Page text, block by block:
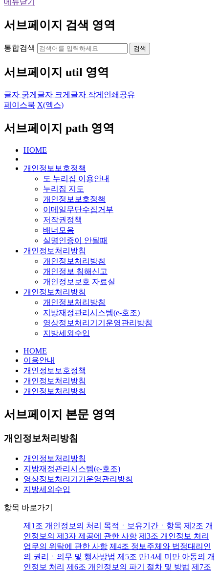
메뉴닫기
서브페이지 검색 영역
통합검색 검색
서브페이지 util 영역
글자 굵게 글자 크게 글자 작게 인쇄 공유
페이스북 X(엑스)
서브페이지 path 영역
HOME
개인정보보호정책
도 누리집 이용안내
누리집 지도
개인정보보호정책
이메일무단수집거부
저작권정책
배너모음
실명인증이 안될때
개인정보처리방침
개인정보처리방침
개인정보 침해신고
개인정보보호 자료실
개인정보처리방침
개인정보처리방침
지방재정관리시스템(e-호조)
영상정보처리기기운영관리방침
지방세외수입
HOME
이용안내
개인정보보호정책
개인정보처리방침
개인정보처리방침
서브페이지 본문 영역
개인정보처리방침
개인정보처리방침
지방재정관리시스템(e-호조)
영상정보처리기기운영관리방침
지방세외수입
항목 바로가기
제1조 개인정보의 처리 목적ㆍ보유기간ㆍ항목 제2조 개
인정보의 제3자 제공에 관한 사항 제3조 개인정보 처리
업무의 위탁에 관한 사항 제4조 정보주체와 법정대리인
의 권리ㆍ의무 및 행사방법 제5조 만14세 미만 아동의 개
인정보 처리 제6조 개인정보의 파기 절차 및 방법 제7조